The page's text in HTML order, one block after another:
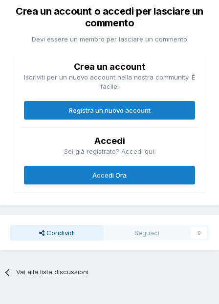
Crea un account o accedi per lasciare un
commento
Devi essere un membro per lasciare un commento
Crea un account
Iscriviti per un nuovo account nella nostra community. È
facile!
Registra un nuovo account
Accedi
Sei già registrato? Accedi qui.
Accedi Ora
Condividi Seguaci 0
Vai alla lista discussioni